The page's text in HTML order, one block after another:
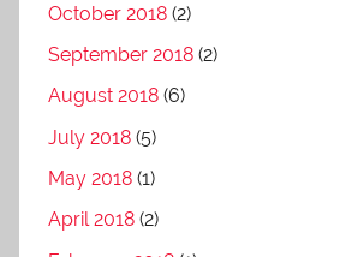
October 2018 (2)
September 2018 (2)
August 2018 (6)
July 2018 (5)
May 2018 (1)
April 2018 (2)